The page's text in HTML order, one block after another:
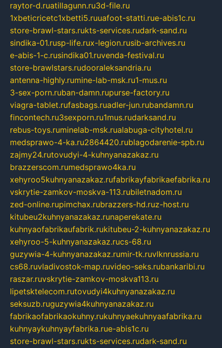
raytor-d.ruatillagunn.ru3d-file.ru
1xbeticricetc1xbetti5.ruuafoot-statti.rue-abis1c.ru
store-brawl-stars.rukts-services.rudark-sand.ru
sindika-01.rusp-life.rux-legion.rusib-archives.ru
e-abis-1-c.rusindika01.ruvenda-festival.ru
store-brawlstars.rudooraleksandria.ru
antenna-highly.rumine-lab-msk.ru1-mus.ru
3-sex-porn.ruban-damn.rupurse-factory.ru
viagra-tablet.rufasbags.ruadler-jun.rubandamn.ru
fincontech.ru3sexporn.ru1mus.rudarksand.ru
rebus-toys.ruminelab-msk.rualabuga-cityhotel.ru
medsprawo-4-ka.ru2864420.rublagodarenie-spb.ru
zajmy24.rutovudyi-4-kuhnyanazakaz.ru
brazzerscom.rumedsprawo4ka.ru
xehyroo5kuhnyanazakaz.rufabrikayfabrikaefabrika.ru
vskrytie-zamkov-moskva-113.rubiletnadom.ru
zed-online.rupimchax.rubrazzers-hd.ruz-host.ru
kitubeu2kuhnyanazakaz.runaperekate.ru
kuhnyaofabrikaufabrik.rukitubeu-2-kuhnyanazakaz.ru
xehyroo-5-kuhnyanazakaz.rucs-68.ru
guzywia-4-kuhnyanazakaz.rumir-tk.ruvlknrussia.ru
cs68.ruvladivostok-map.ruvideo-seks.rubankaribi.ru
raszar.ruvskrytie-zamkov-moskva113.ru
lipetsktelecom.rutovudyi4kuhnyanazakaz.ru
seksuzb.ruguzywia4kuhnyanazakaz.ru
fabrikaofabrikaokuhny.rukuhnyaekuhnyaafabrika.ru
kuhnyaykuhnyayfabrika.rue-abis1c.ru
store-brawl-stars.rukts-services.rudark-sand.ru